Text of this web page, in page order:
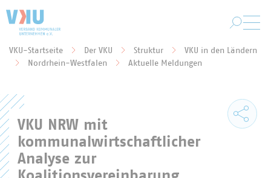
Sie befinden sich hier:
VKU-Startseite Der VKU Struktur
VKU in den Ländern
Nordrhein-Westfalen
Aktuelle Meldungen
VKU NRW mit
kommunalwirtschaftlicher
Analyse zur